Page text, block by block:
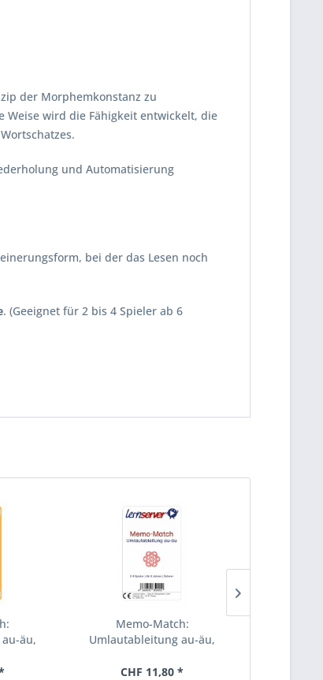
der Morphemkonstanz zu
wird die Fähigkeit entwickelt, die
und Automatisierung
bei der das Lesen noch
. (Geeignet für 2 bis 4 Spieler ab 6
äu,
Memo-Match:
Umlautableitung au-äu,
CHF 11,80 *